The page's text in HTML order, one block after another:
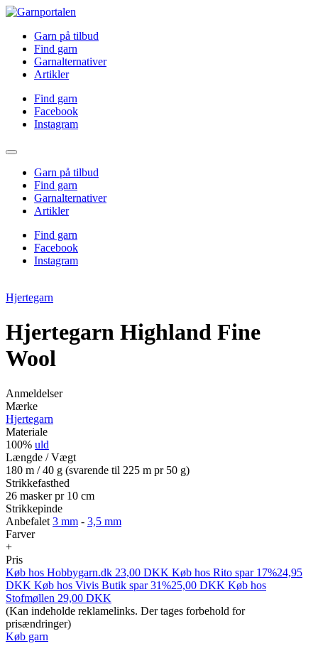
Garn på tilbud
Find garn
Garnalternativer
Artikler
Find garn
Facebook
Instagram
Garn på tilbud
Find garn
Garnalternativer
Artikler
Find garn
Facebook
Instagram
Hjertegarn
Hjertegarn Highland Fine
Wool
Anmeldelser
Mærke
Hjertegarn
Materiale
100% uld
Længde / Vægt
180 m / 40 g (svarende til 225 m pr 50 g)
Strikkefasthed
26 masker pr 10 cm
Strikkepinde
Anbefalet 3 mm - 3,5 mm
Farver
+
Pris
Køb hos Hobbygarn.dk 23,00 DKK Køb hos Rito spar 17%24,95
DKK Køb hos Vivis Butik spar 31%25,00 DKK Køb hos
Stofmøllen 29,00 DKK
(Kan indeholde reklamelinks. Der tages forbehold for
prisændringer)
Køb garn